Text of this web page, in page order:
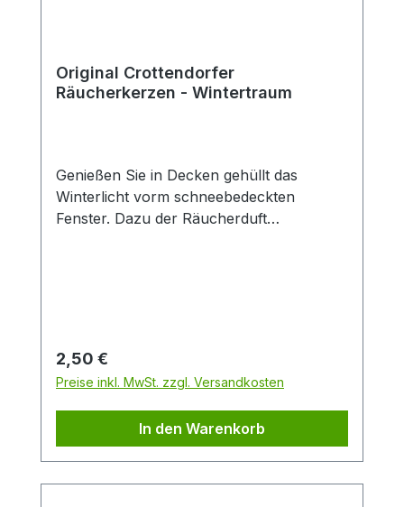
Original Crottendorfer
Räucherkerzen - Wintertraum
Genießen Sie in Decken gehüllt das
Winterlicht vorm schneebedeckten
Fenster. Dazu der Räucherduft
Regulärer Preis:
2,50 €
Preise inkl. MwSt. zzgl. Versandkosten
In den Warenkorb